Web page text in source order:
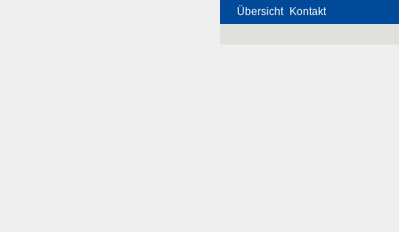
Übersicht Kontakt